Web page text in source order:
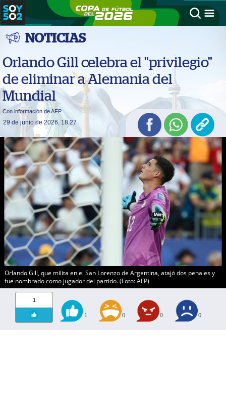
NOTICIAS
Orlando Gill celebra el "privilegio"
de eliminar a Alemania del
Mundial
Con información de AFP
29 de junio de 2026, 18:27
Orlando Gill, que milita en el San Lorenzo de Argentina, atajó dos penales y
fue nombrado como jugador del partido. (Foto: AFP)
1
1 0 0 0